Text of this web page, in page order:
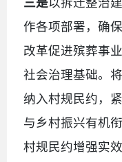
作各项部署，确
改革促进殡葬事
社会治理基础。
纳入村规民约，
与乡村振兴有机
村规民约增强实